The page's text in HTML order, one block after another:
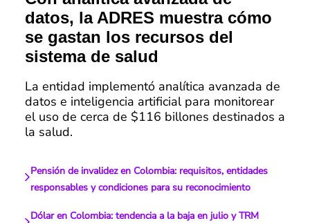
datos, la ADRES muestra cómo
se gastan los recursos del
sistema de salud
La entidad implementó analítica avanzada de
datos e inteligencia artificial para monitorear
el uso de cerca de $116 billones destinados a
la salud.
Pensión de invalidez en Colombia: requisitos, entidades
responsables y condiciones para su reconocimiento
Dólar en Colombia: tendencia a la baja en julio y TRM